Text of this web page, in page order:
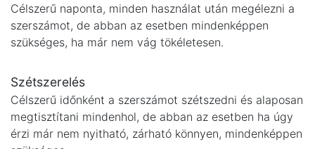
Célszerű naponta, minden használat után megélezni a
szerszámot, de abban az esetben mindenképpen
szükséges, ha már nem vág tökéletesen.
Szétszerelés
Célszerű időnként a szerszámot szétszedni és alaposan
megtisztítani mindenhol, de abban az esetben ha úgy
érzi már nem nyitható, zárható könnyen, mindenképpen